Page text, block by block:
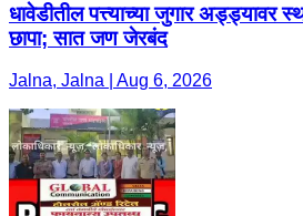
धावेडीतील पत्त्याच्या जुगार अड्ड्यावर
छापा; सात जण जेरबंद
Jalna, Jalna | Aug 6, 2026